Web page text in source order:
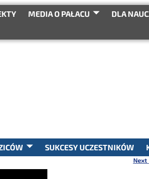
MEDIA O PAŁACU DLA
SUKCESY UCZESTNIKÓW
Next